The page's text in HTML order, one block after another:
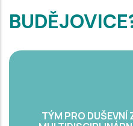
TÝM PRO DUŠEVNÍ